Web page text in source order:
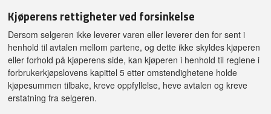
Kjøperens rettigheter ved forsinkelse
Dersom selgeren ikke leverer varen eller leverer den for sent i
henhold til avtalen mellom partene, og dette ikke skyldes kjøperen
eller forhold på kjøperens side, kan kjøperen i henhold til reglene i
forbrukerkjøpslovens kapittel 5 etter omstendighetene holde
kjøpesummen tilbake, kreve oppfyllelse, heve avtalen og kreve
erstatning fra selgeren.